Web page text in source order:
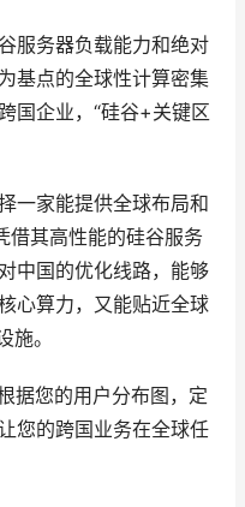
服务器负载能力和绝对
基点的全球性计算密集
国企业，“硅谷+关键区
一家能提供全球布局和
借其高性能的硅谷服务
中国的优化线路，能够
心算力，又能贴近全球
施。
据您的用户分布图，定
您的跨国业务在全球任